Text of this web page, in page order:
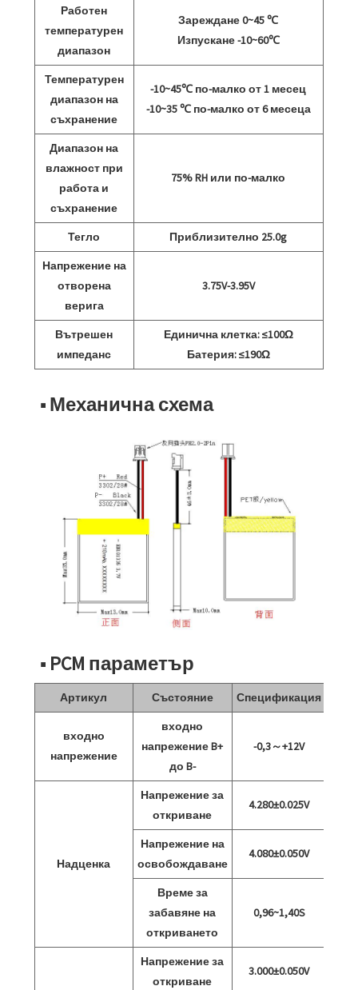
Работен
температурен
диапазон
Зареждане 0~45 ℃
Изпускане -10~60℃
Температурен
диапазон на
съхранение
-10~45℃ по-малко от 1 месец
-10~35 ℃ по-малко от 6 месеца
Диапазон на
влажност при
работа и
съхранение
75% RH или по-малко
Тегло
Приблизително 25.0g
Напрежение на
отворена
верига
3.75V-3.95V
Вътрешен
импеданс
Единична клетка: ≤100Ω
Батерия: ≤190Ω
■ Механична схема
■ PCM параметър
Артикул Състояние Спецификация
входно
напрежение
входно
напрежение B+
до B-
-0,3～+12V
Надценка
Напрежение за
откриване
4.280±0.025V
Напрежение на
освобождаване
4.080±0.050V
Време за
забавяне на
откриването
0,96~1,40S
Напрежение за
откриване
3.000±0.050V